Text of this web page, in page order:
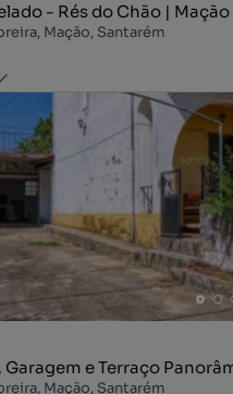
- Rés do Chão | Mação
Mação, Santarém
e Terraço
Mação, Santarém